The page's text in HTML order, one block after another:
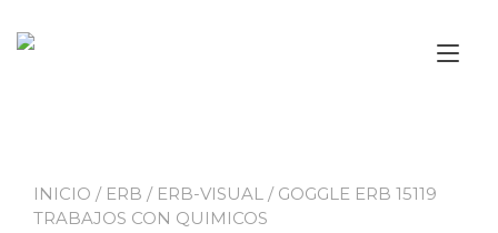
contenido
INICIO / ERB / ERB-VISUAL / GOGGLE ERB 15119
TRABAJOS CON QUIMICOS